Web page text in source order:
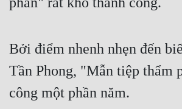
Gia Đấu
Góc Nhìn Nữ
Huyền Huyễn
Huyền Nghi
Bởi điểm nhenh nhẹn đến
Tần Phong, "Mẫn tiệp thẩm
công một phần năm.